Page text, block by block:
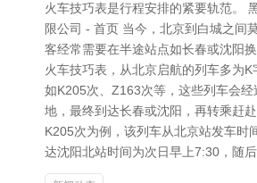
火车技巧表是行程安排的紧要轨范。
限公司 - 首页 当今，北京到白城之间
客经常需要在半途站点如长春或沈阳
火车技巧表，从北京启航的列车多为K
如K205次、Z163次等，这些列车会
地，最终到达长春或沈阳，再转乘赶
K205次为例，该列车从北京站发车时
达沈阳北站时间为次日早上7:30，随后